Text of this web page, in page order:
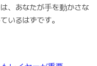
、あなたが手を動かさな
いるはずです。